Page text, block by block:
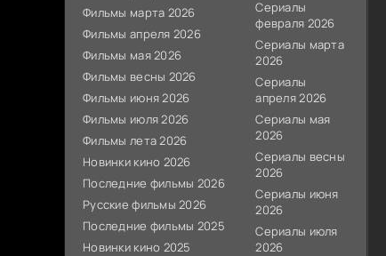
Фильмы марта 2026
Фильмы апреля 2026
Фильмы мая 2026
Фильмы весны 2026
Фильмы июня 2026
Фильмы июля 2026
Фильмы лета 2026
Новинки кино 2026
Последние фильмы 2026
Русские фильмы 2026
Последние фильмы 2025
Новинки кино 2025
Сериалы
февраля 2026
Сериалы марта
2026
Сериалы
апреля 2026
Сериалы мая
2026
Сериалы весны
2026
Сериалы июня
2026
Сериалы июля
2026